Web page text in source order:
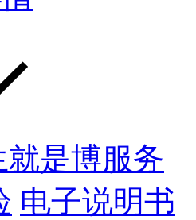
就是博服务
电子说明书